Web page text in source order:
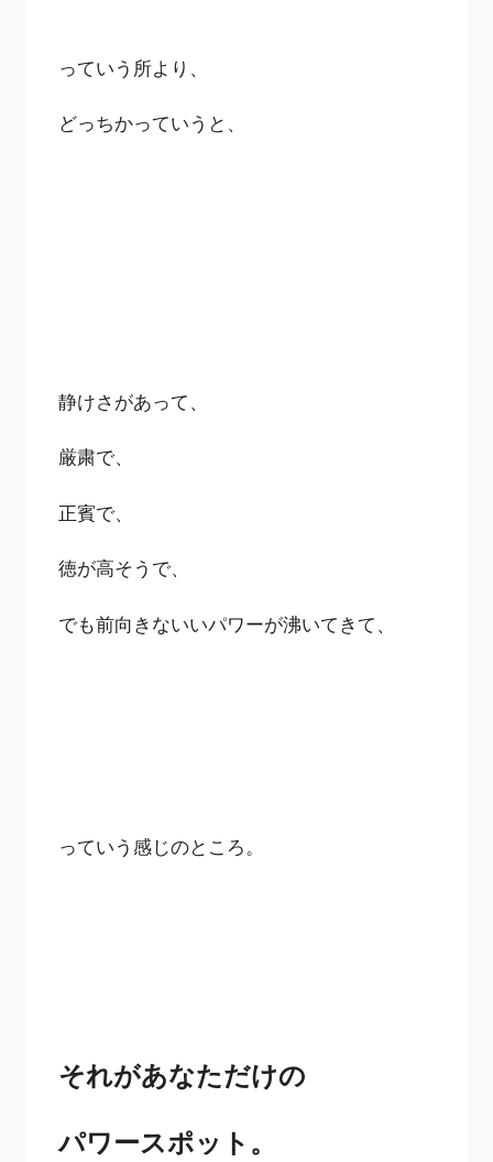
っていう所より、
どっちかっていうと、
静けさがあって、
厳粛で、
正賓で、
徳が高そうで、
でも前向きないいパワーが沸いてきて、
っていう感じのところ。
それがあなただけの
パワースポット。